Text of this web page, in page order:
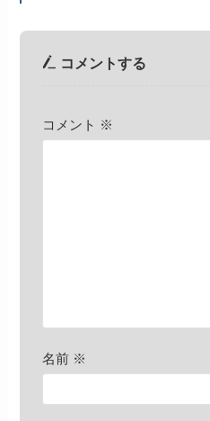
コメントする
コメント ※
名前 ※